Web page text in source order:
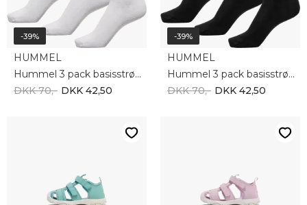
-39%
HUMMEL
Hummel 3 pack basisstrømper hvid 022030-9001
DKK 70,- DKK 42,50
-39%
HUMMEL
Hummel 3 pack basisstrømper sort 022030-2001
DKK 70,- DKK 42,50